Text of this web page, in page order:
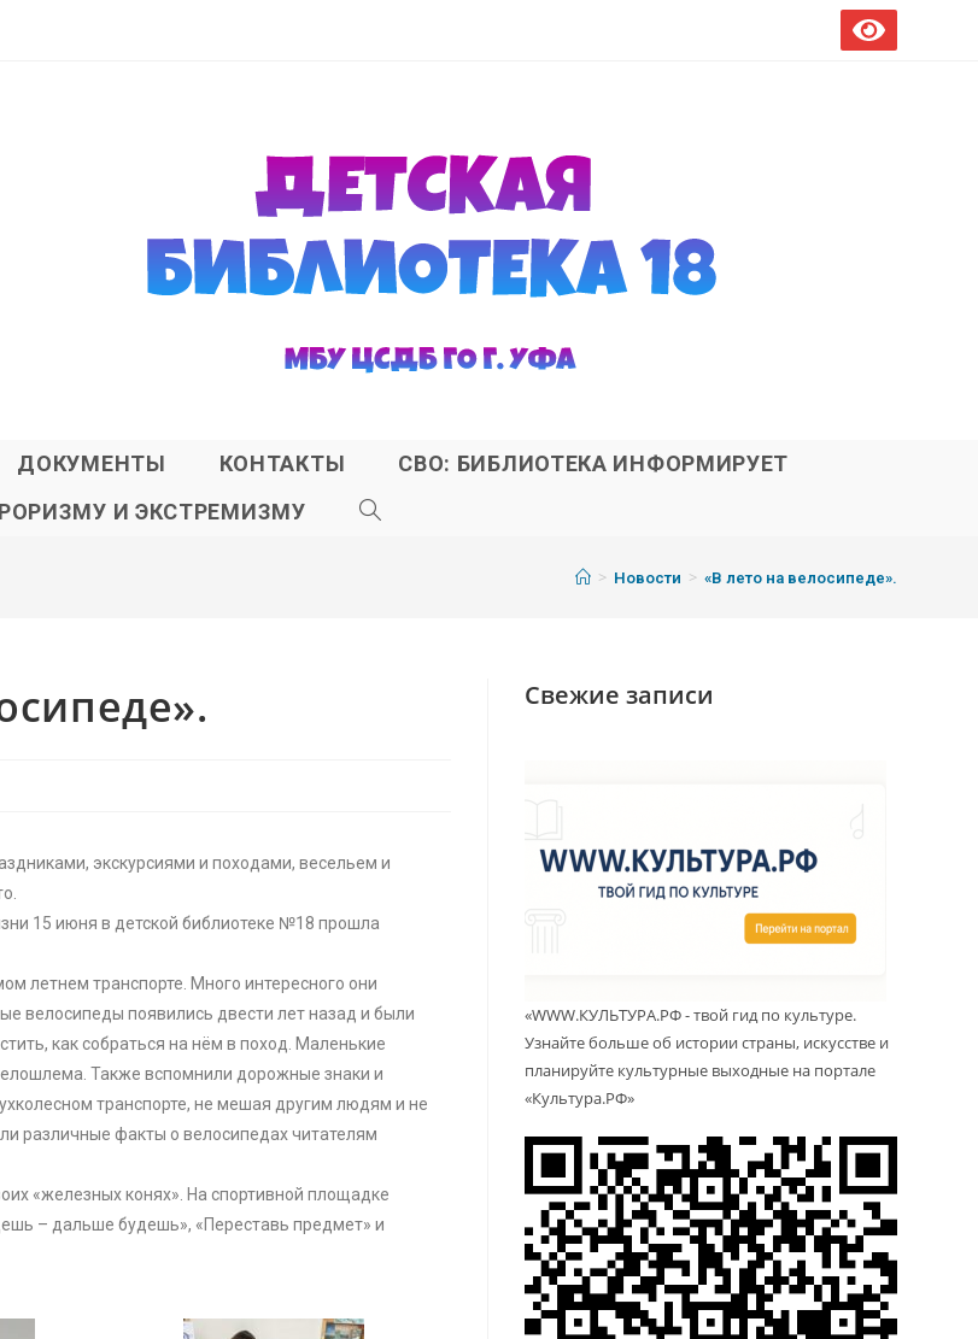
ДОКУМЕНТЫ КОНТАКТЫ
СВО: БИБЛИОТЕКА ИНФОРМИРУЕТ
И ЭКСТРЕМИЗМУ
> Новости > «В лето на велосипеде».
экскурсиями и походами, весельем и
15 июня в детской библиотеке №18 прошла
летнем транспорте. Много интересного они
велосипеды появились двести лет назад и были
как собраться на нём в поход. Маленькие
Также вспомнили дорожные знаки и
транспорте, не мешая другим людям и не
различные факты о велосипедах читателям
«железных конях». На спортивной площадке
– дальше будешь», «Переставь предмет» и
Свежие записи
«WWW.КУЛЬТУРА.РФ - твой гид по культуре.
Узнайте больше об истории страны, искусстве и
планируйте культурные выходные на портале
«Культура.РФ»